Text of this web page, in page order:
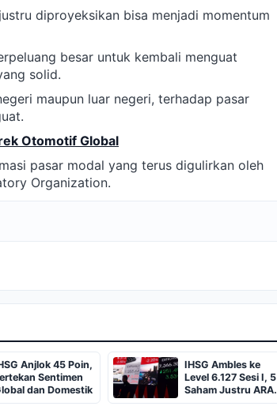
diproyeksikan bisa menjadi momentum
besar untuk kembali menguat
solid.
maupun luar negeri, terhadap pasar
Otomotif Global
pasar modal yang terus digulirkan oleh
Organization.
Anjlok 45 Poin,
Sentimen
dan Domestik
IHSG Ambles ke
Level 6.127 Sesi I, 5
Saham Justru ARA
dan Top Gainers